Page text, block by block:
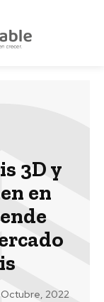
3D y
en
Octubre, 2022